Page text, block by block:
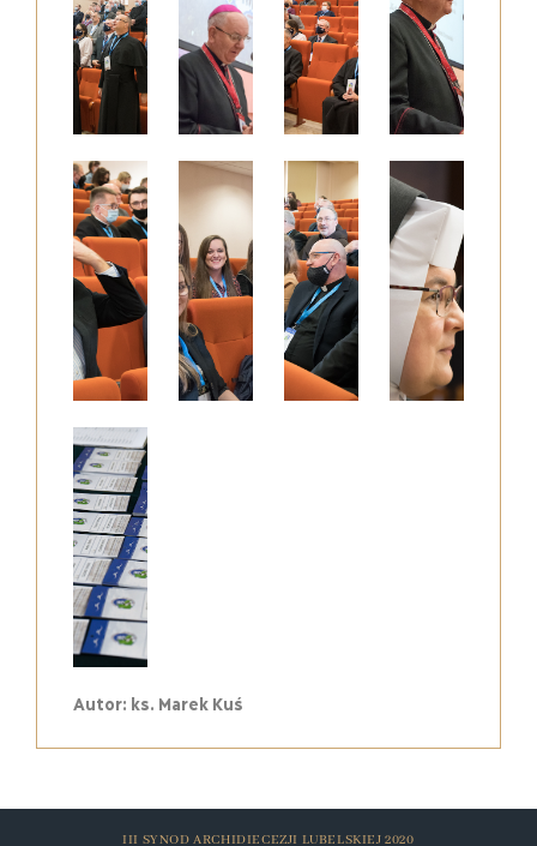
Autor: ks. Marek Kuś
III SYNOD ARCHIDIECEZJI LUBELSKIEJ 2020